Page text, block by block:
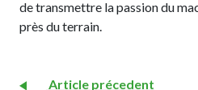
de transmettre la passion du
près du terrain.
Article précedent